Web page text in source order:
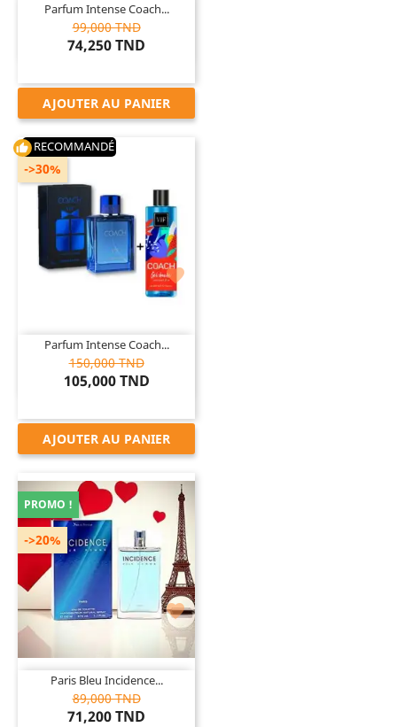
Parfum Intense Coach...
99,000 TND
74,250 TND
AJOUTER AU PANIER

thumb_up RECOMMANDÉ
Parfum Intense Coach...
150,000 TND
105,000 TND
->30%
AJOUTER AU PANIER

Paris Bleu Incidence...
89,000 TND
71,200 TND
PROMO !
->20%